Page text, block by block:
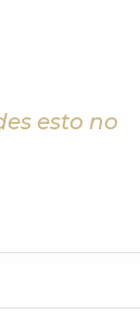
esto no